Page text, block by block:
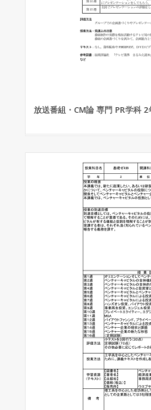
放送番組・CM論 専門 PR学科